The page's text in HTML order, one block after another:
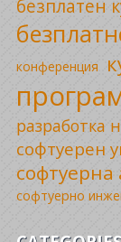
безплатен
конференция
разработка
софтуерен
софтуерно